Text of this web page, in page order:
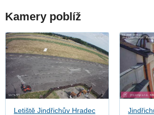
Kamery poblíž
Letiště Jindřichův Hradec